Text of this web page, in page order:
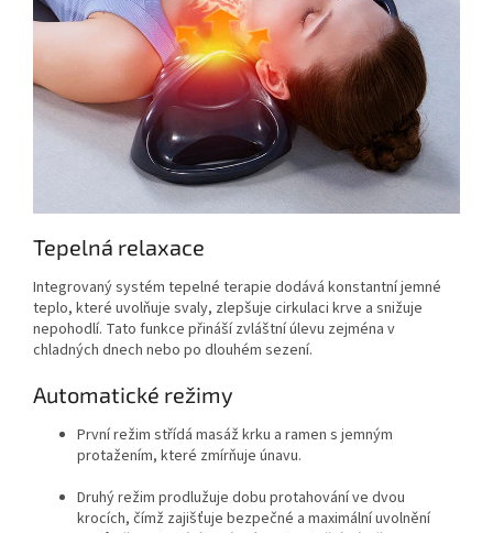
Tepelná relaxace
Integrovaný systém tepelné terapie dodává konstantní jemné
teplo, které uvolňuje svaly, zlepšuje cirkulaci krve a snižuje
nepohodlí. Tato funkce přináší zvláštní úlevu zejména v
chladných dnech nebo po dlouhém sezení.
Automatické režimy
První režim střídá masáž krku a ramen s jemným
protažením, které zmírňuje únavu.
Druhý režim prodlužuje dobu protahování ve dvou
krocích, čímž zajišťuje bezpečné a maximální uvolnění